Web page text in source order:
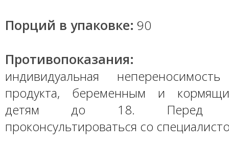
Порций в упаковке: 90
Противопоказания:
индивидуальная
продукта, беременным и
детям до 18. Перед
проконсультироваться со